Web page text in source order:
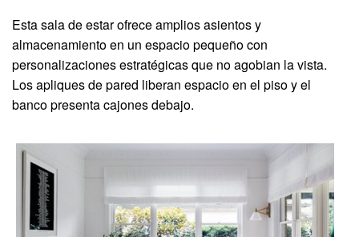
Esta sala de estar ofrece amplios asientos y
almacenamiento en un espacio pequeño con
personalizaciones estratégicas que no agobian la vista.
Los apliques de pared liberan espacio en el piso y el
banco presenta cajones debajo.